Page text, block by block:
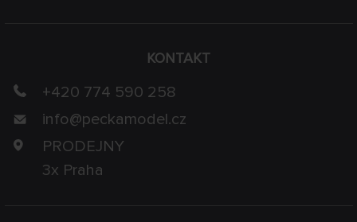
KONTAKT
+420 774 590 258
info@peckamodel.cz
PRODEJNY
3x Praha